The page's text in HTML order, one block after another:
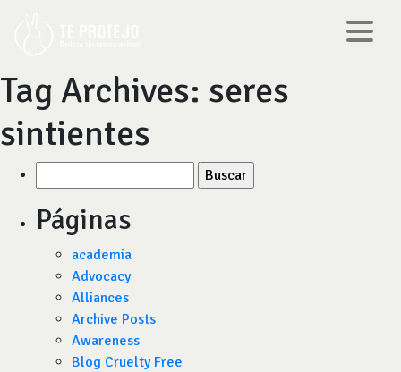
Tag Archives: seres
sintientes
por:
Páginas
academia
Advocacy
Alliances
Archive Posts
Awareness
Blog Cruelty Free